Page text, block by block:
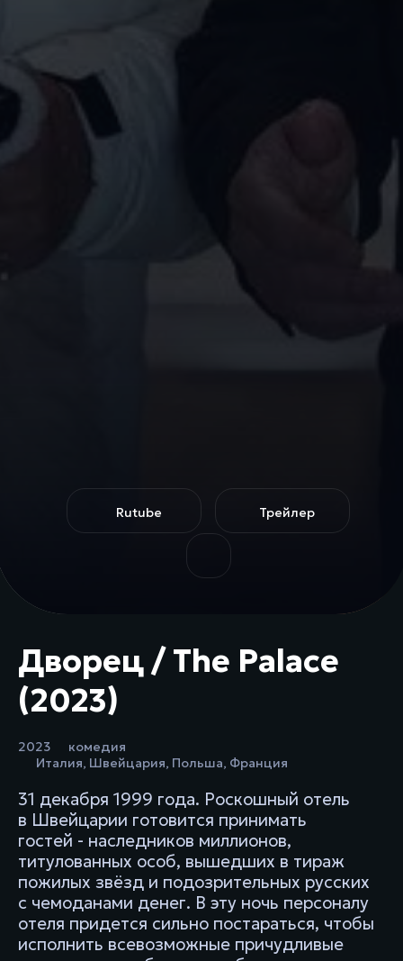
Rutube Трейлер
Дворец / The Palace
(2023)
2023
комедия
Италия, Швейцария, Польша, Франция
31 декабря 1999 года. Роскошный отель
в Швейцарии готовится принимать
гостей - наследников миллионов,
титулованных особ, вышедших в тираж
пожилых звёзд и подозрительных русских
с чемоданами денег. В эту ночь персоналу
отеля придется сильно постараться, чтобы
исполнить всевозможные причудливые